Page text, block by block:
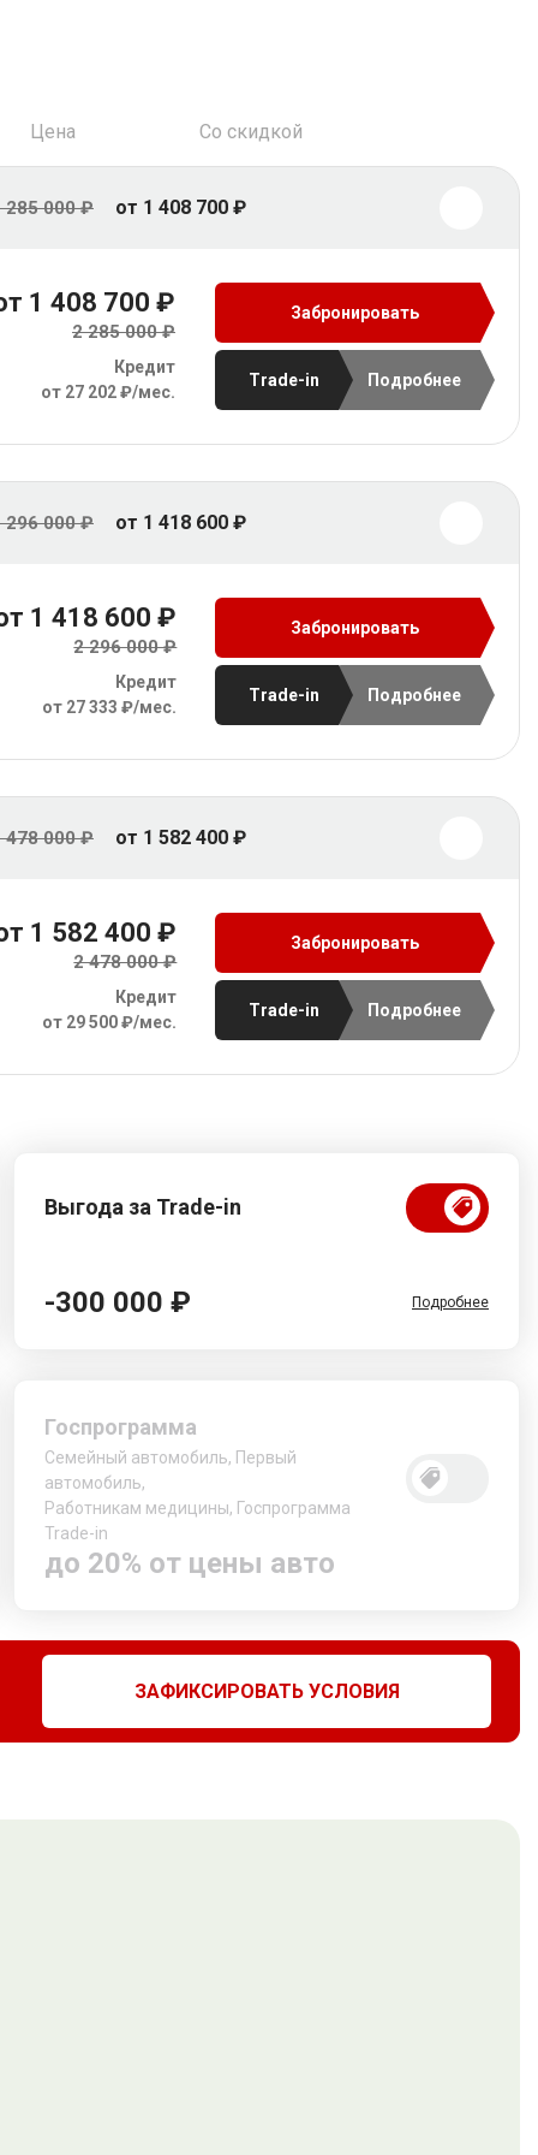
Цена Со скидкой
285 000 ₽ от 1 408 700 ₽
1 408 700 ₽
2 285 000 ₽
Кредит
от 27 202 ₽/мес.
Забронировать
Trade-in Подробнее
296 000 ₽ от 1 418 600 ₽
1 418 600 ₽
2 296 000 ₽
Кредит
от 27 333 ₽/мес.
Забронировать
Trade-in Подробнее
478 000 ₽ от 1 582 400 ₽
1 582 400 ₽
2 478 000 ₽
Кредит
от 29 500 ₽/мес.
Забронировать
Trade-in Подробнее
Выгода за Trade-in
-300 000 ₽ Подробнее
Госпрограмма
Семейный автомобиль, Первый
автомобиль,
Работникам медицины, Госпрограмма
Trade-in
до 20% от цены авто
ЗАФИКСИРОВАТЬ УСЛОВИЯ